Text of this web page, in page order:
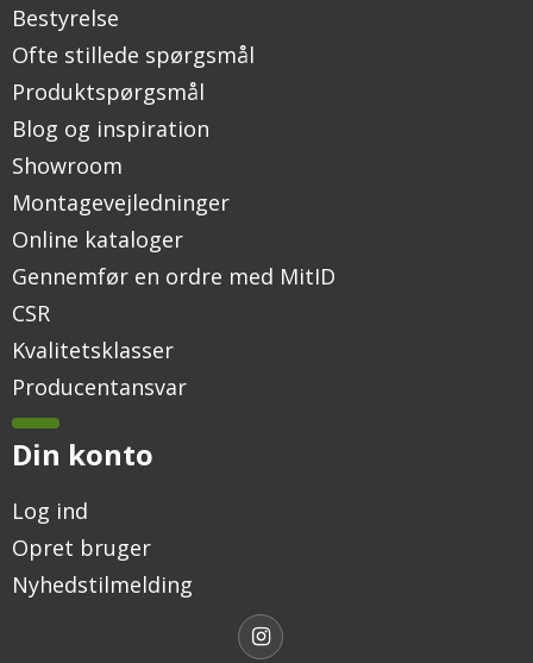
Bestyrelse
Ofte stillede spørgsmål
Produktspørgsmål
Blog og inspiration
Showroom
Montagevejledninger
Online kataloger
Gennemfør en ordre med MitID
CSR
Kvalitetsklasser
Producentansvar
Din konto
Log ind
Opret bruger
Nyhedstilmelding